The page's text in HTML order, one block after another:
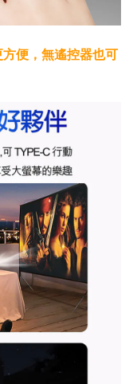
便，無遙控器也可